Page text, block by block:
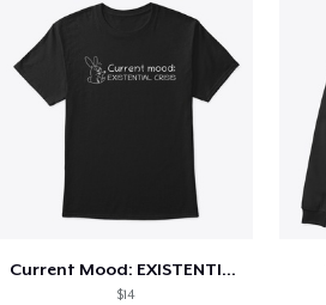
Current Mood: EXISTENTIAL CRISIS
$14